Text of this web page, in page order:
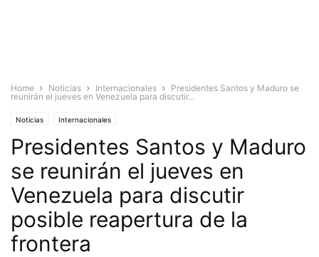
Home Noticias Internacionales
Presidentes Santos y Maduro se
reunirán el jueves en Venezuela para discutir...
Noticias Internacionales
Presidentes Santos y Maduro
se reunirán el jueves en
Venezuela para discutir
posible reapertura de la
frontera